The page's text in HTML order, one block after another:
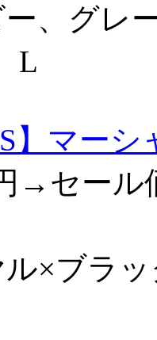
、グレ
L
】マー
→セール
×ブラ